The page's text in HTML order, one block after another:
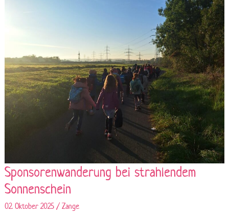
Sponsorenwanderung bei strahlendem
Sonnenschein
02. Oktober 2025/Zange